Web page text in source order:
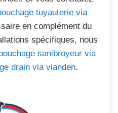
tuyauterie via
en complément du
spécifiques, nous
sanibroyeur via
drain via vianden.